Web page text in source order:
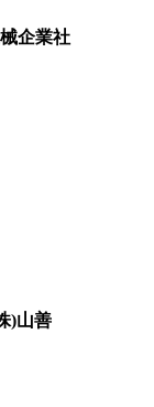
企業社
)山善